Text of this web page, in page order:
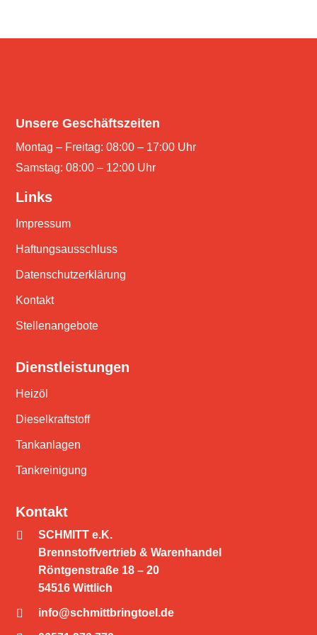
Unsere Geschäftszeiten
Montag – Freitag: 08:00 – 17:00 Uhr
Samstag: 08:00 – 12:00 Uhr
Links
Impressum
Haftungsausschluss
Datenschutzerklärung
Kontakt
Stellenangebote
Dienstleistungen
Heizöl
Dieselkraftstoff
Tankanlagen
Tankreinigung
Kontakt

SCHMITT e.K.
Brennstoffvertrieb & Warenhandel
Röntgenstraße 18 – 20
54516 Wittlich
 info@schmittbringtoel.de